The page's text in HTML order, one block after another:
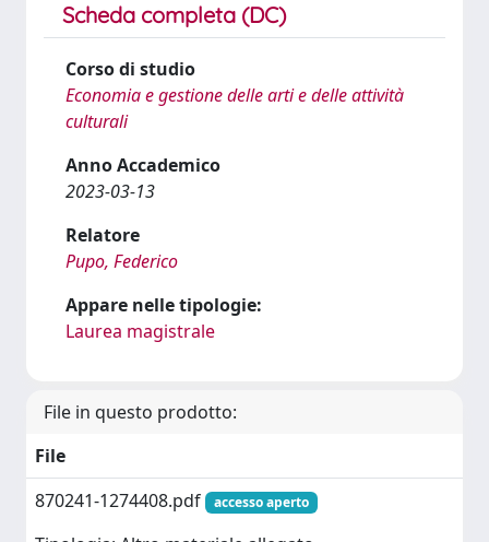
Scheda completa (DC)
Corso di studio
Economia e gestione delle arti e delle attività
culturali
Anno Accademico
2023-03-13
Relatore
Pupo, Federico
Appare nelle tipologie:
Laurea magistrale
File in questo prodotto:
File
870241-1274408.pdf
accesso aperto